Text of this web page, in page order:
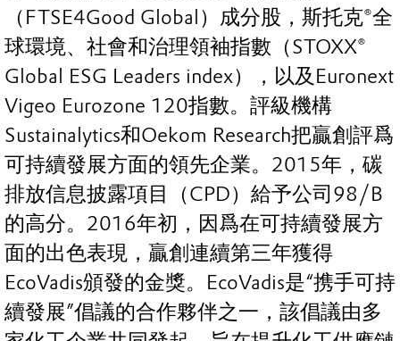
（FTSE4Good Global）成分股，斯托克®全
球環境、社會和治理領袖指數（STOXX®
Global ESG Leaders index），以及Euronext
Vigeo Eurozone 120指數。評級機構
Sustainalytics和Oekom Research把贏創評爲
可持續發展方面的領先企業。2015年，碳
排放信息披露項目（CPD）給予公司98/B
的高分。2016年初，因爲在可持續發展方
面的出色表現，贏創連續第三年獲得
EcoVadis頒發的金獎。EcoVadis是“携手可持
續發展”倡議的合作夥伴之一，該倡議由多